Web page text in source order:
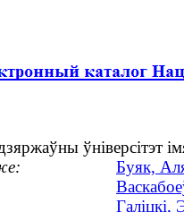
ўніверсітэт
Буяк,
Галіцкі,